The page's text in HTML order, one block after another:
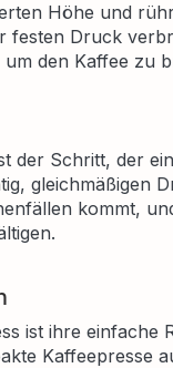
Höhe und
festen Druck
den Kaffee zu
der Schritt, der
gleichmäßigen
kommt,
ist ihre einfache
Kaffeepresse